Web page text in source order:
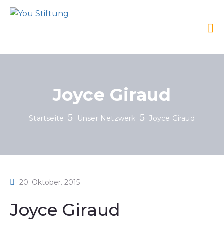
Joyce Giraud
Startseite Unser Netzwerk Joyce Giraud
20. Oktober. 2015
Joyce Giraud